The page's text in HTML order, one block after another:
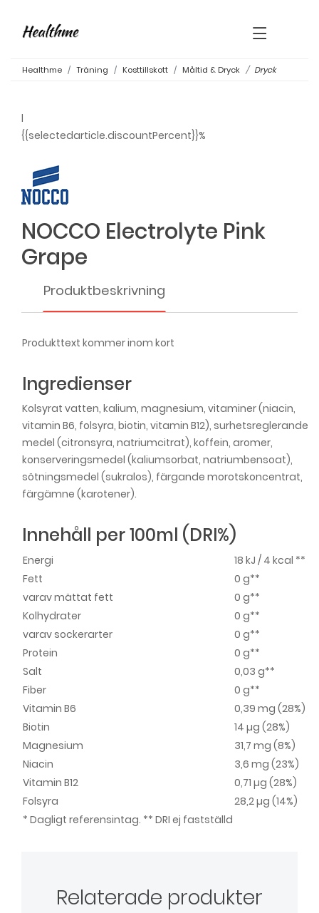
Healthme Träning Kosttillskott Måltid & Dryck Dryck
l
{{selectedarticle.discountPercent}}%
NOCCO Electrolyte Pink
Grape
Produktbeskrivning
Produkttext kommer inom kort
Ingredienser
Kolsyrat vatten, kalium, magnesium, vitaminer (niacin,
vitamin B6, folsyra, biotin, vitamin B12), surhetsreglerande
medel (citronsyra, natriumcitrat), koffein, aromer,
konserveringsmedel (kaliumsorbat, natriumbensoat),
sötningsmedel (sukralos), färgande morotskoncentrat,
färgämne (karotener).
Innehåll per 100ml (DRI%)
Energi
18 kJ / 4 kcal **
Fett
0 g**
varav mättat fett
0 g**
Kolhydrater
0 g**
varav sockerarter
0 g**
Protein
0 g**
Salt
0,03 g**
Fiber
0 g**
Vitamin B6
0,39 mg (28%)
Biotin
14 µg (28%)
Magnesium
31,7 mg (8%)
Niacin
3,6 mg (23%)
Vitamin B12
0,71 µg (28%)
Folsyra
28,2 µg (14%)
* Dagligt referensintag. ** DRI ej fastställd
Relaterade produkter